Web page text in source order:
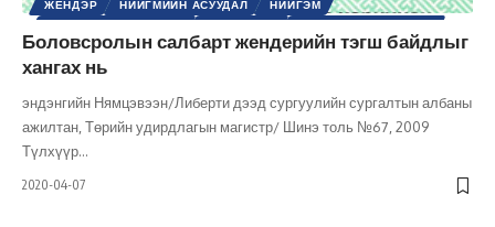
ЖЕНДЭР НИЙГМИЙН АСУУДАЛ
НИЙГЭМ
Боловсролын салбарт жендерийн тэгш байдлыг
хангах нь
эндэнгийн Нямцэвээн/Либерти дээд сургуулийн сургалтын албаны
ажилтан, Төрийн удирдлагын магистр/ Шинэ толь №67, 2009
Түлхүүр…
2020-04-07